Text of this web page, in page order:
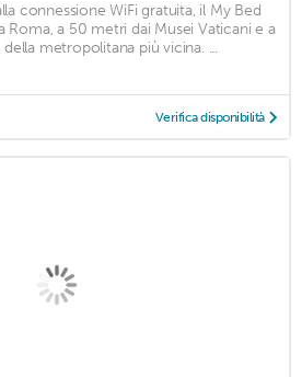
connessione WiFi gratuita, il My Bed
Roma, a 50 metri dai Musei Vaticani e a
metropolitana più vicina. ...
Verifica disponibilità